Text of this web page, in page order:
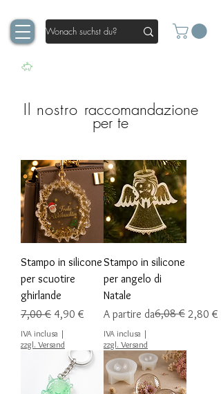
Il nostro raccomandazione
per te
Stampo in silicone
per scuotire
ghirlande
Prezzo regolare
7,00 € Prezzo scontato
4,90 €
IVA inclusa |
zzgl. Versand
Stampo in silicone
per angelo di
Natale
A partire da
Prezzo regolare
6,08 € 2,80 €
Prezzo scontato
IVA inclusa |
zzgl. Versand